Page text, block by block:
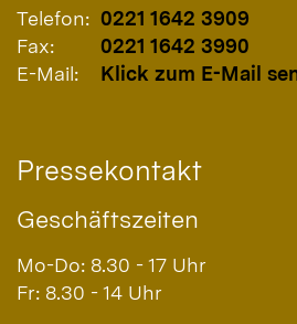
Telefon: 0221 1642 3909
Fax:
0221 1642 3990
E-Mail:
Klick zum E-Mail
Pressekontakt
Geschäftszeiten
Mo-Do: 8.30 - 17 Uhr
Fr: 8.30 - 14 Uhr